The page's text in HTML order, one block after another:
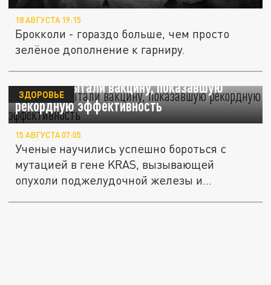
18 АВГУСТА 19:15
Брокколи - гораздо больше, чем просто
зелёное дополнение к гарниру.
В США испытали вакцину, показавшую
рекордную эффективность
ЗДОРОВЬЕ
15 АВГУСТА 07:05
Ученые научились успешно бороться с
мутацией в гене KRAS, вызывающей
опухоли поджелудочной железы и